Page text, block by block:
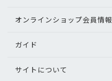
オンラインショップ会員情報
ガイド
サイトについて